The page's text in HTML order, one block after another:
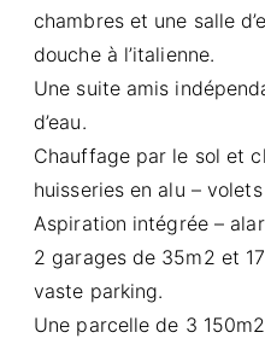
chambres et une salle
douche à l’italienne.
Une suite amis
d’eau.
Chauffage par le sol et
huisseries en alu –
Aspiration intégrée –
2 garages de 35m2 et
vaste parking.
Une parcelle de 3